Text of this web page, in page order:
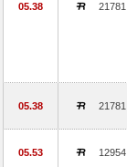
05.38 21781
05.38 21781
05.53 12954